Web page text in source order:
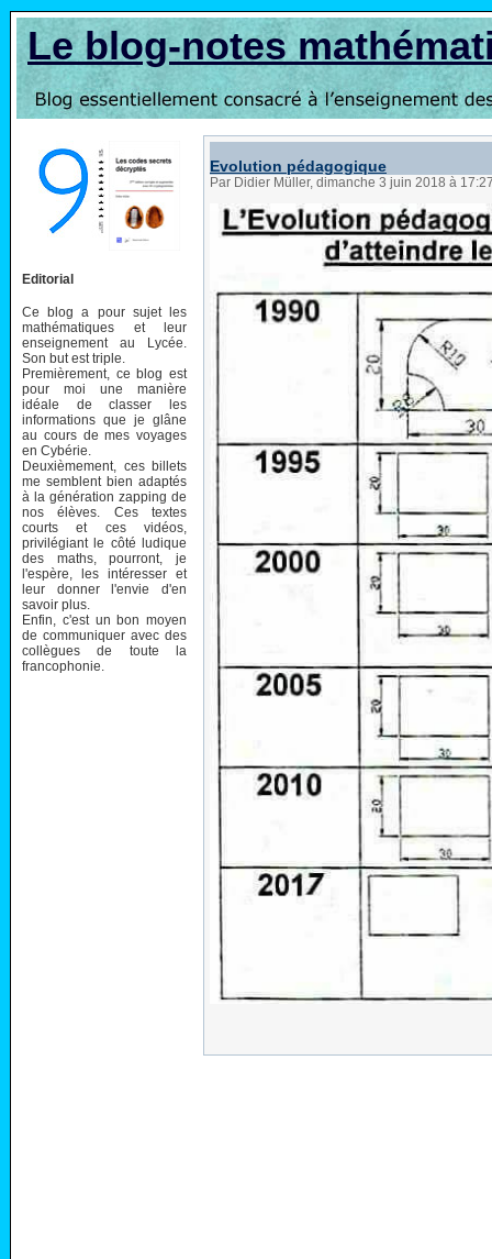
Le blog-notes
Editorial
Ce blog a pour sujet les
mathématiques et leur
enseignement au Lycée.
Son but est triple.
Premièrement, ce blog est
pour moi une manière
idéale de classer les
informations que je glâne
au cours de mes voyages
en Cybérie.
Deuxièmement, ces billets
me semblent bien adaptés
à la génération zapping de
nos élèves. Ces textes
courts et ces vidéos,
privilégiant le côté ludique
des maths, pourront, je
l'espère, les intéresser et
leur donner l'envie d'en
savoir plus.
Enfin, c'est un bon moyen
de communiquer avec des
collègues de toute la
francophonie.
Evolution pédagogique
Par Didier Müller, dimanche 3 juin 2018 à